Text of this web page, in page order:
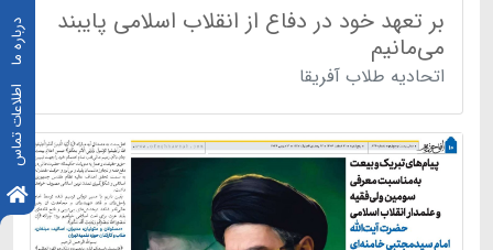
درباره ما
اطلاعات تماس
بر تعهد خود در دفاع از انقلاب اسلامی پایبند
می‌مانیم
اتحادیه طلاب آفریقا